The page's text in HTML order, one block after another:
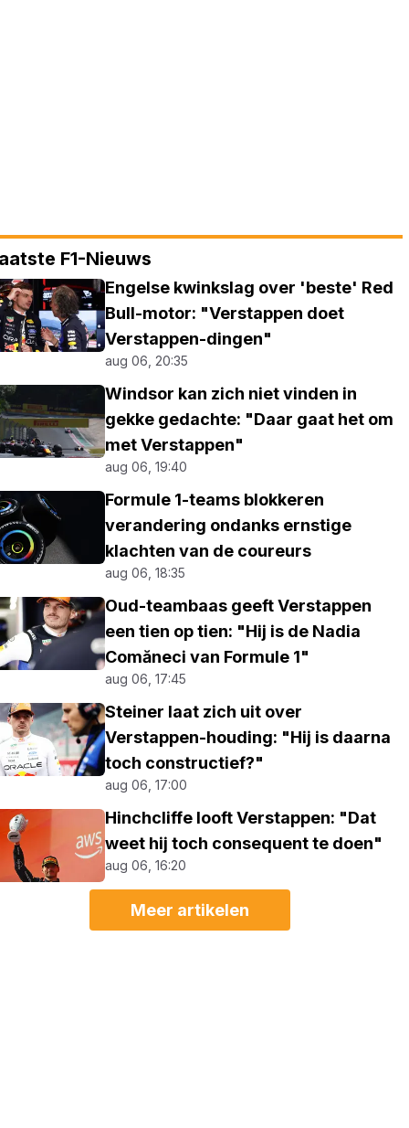
F1-Nieuws
Engelse kwinkslag over 'beste' Red
Bull-motor: "Verstappen doet
Verstappen-dingen"
aug 06, 20:35
Windsor kan zich niet vinden in
gekke gedachte: "Daar gaat het om
met Verstappen"
aug 06, 19:40
Formule 1-teams blokkeren
verandering ondanks ernstige
klachten van de coureurs
aug 06, 18:35
Oud-teambaas geeft Verstappen
een tien op tien: "Hij is de Nadia
Comăneci van Formule 1"
aug 06, 17:45
Steiner laat zich uit over
Verstappen-houding: "Hij is daarna
toch constructief?"
aug 06, 17:00
Hinchcliffe looft Verstappen: "Dat
weet hij toch consequent te doen"
aug 06, 16:20
Meer artikelen